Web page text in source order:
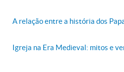
A relação entre a história dos
Igreja na Era Medieval: mitos e